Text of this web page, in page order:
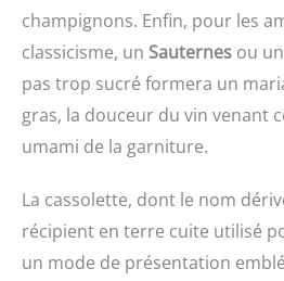
champignons. Enfin, pour les
classicisme, un Sauternes ou
pas trop sucré formera un
gras, la douceur du vin venant
umami de la garniture.
La cassolette, dont le nom
récipient en terre cuite utilisé
un mode de présentation